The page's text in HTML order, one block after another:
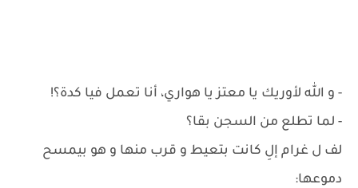
- و الله لأوريك يا معتز يا هواري، أنا تعمل فيا كدة؟!
- لما تطلع من السجن بقا؟
لف ل غرام إلِ كانت بتعيط و قرب منها و هو بيمسح
دموعها: